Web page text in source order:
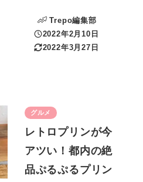
Trepo編集部
投稿日
2022年2月10日
更新日
2022年3月27日
グルメ
レトロプリンが今
アツい！都内の絶
品ぷるぷるプリン